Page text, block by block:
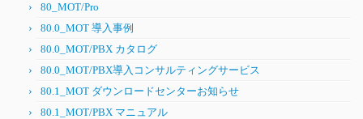
80_MOT/Pro
80.0_MOT 導入事例
80.0_MOT/PBX カタログ
80.0_MOT/PBX導入コンサルティングサービス
80.1_MOT ダウンロードセンターお知らせ
80.1_MOT/PBX マニュアル